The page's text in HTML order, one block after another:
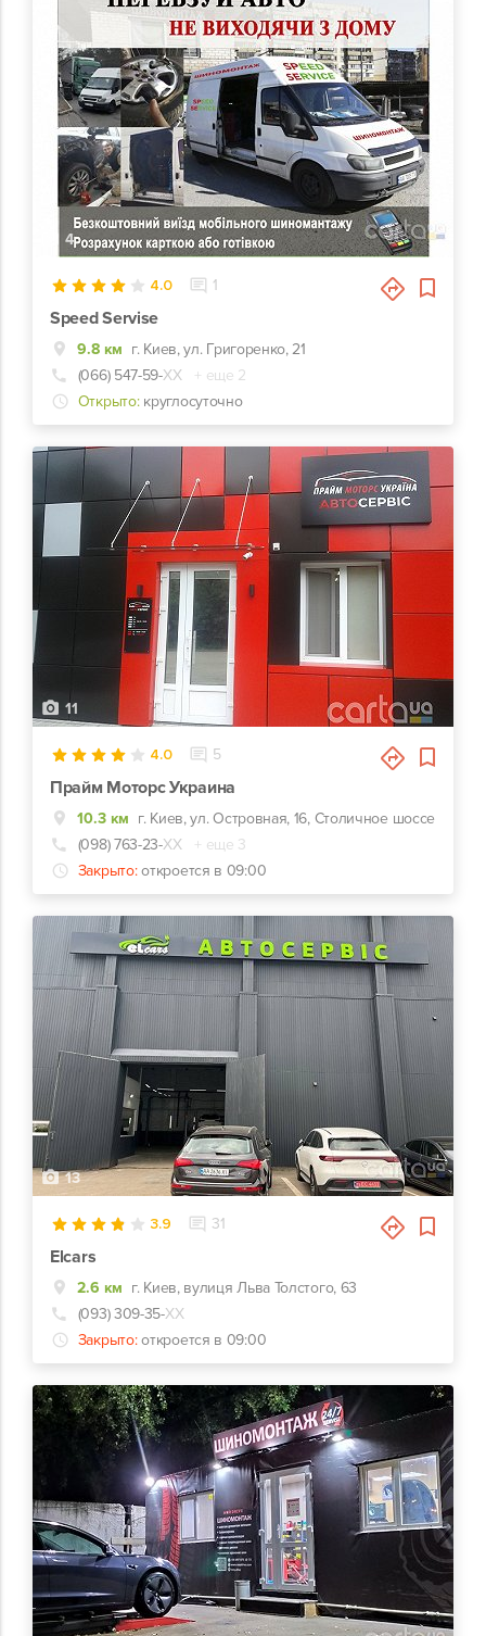
4
4.0 1
Speed Servise
9.8 км г. Киев, ул. Григоренко, 21
(066) 547-59-ХХ
+ еще 2
Открыто: круглосуточно
11
4.0 5
Прайм Моторс Украина
10.3 км г. Киев, ул. Островная, 16, Столичное шоссе
(098) 763-23-ХХ
+ еще 3
Закрыто: откроется в 09:00
13
3.9 31
Elcars
2.6 км г. Киев, вулиця Льва Толстого, 63
(093) 309-35-ХХ
Закрыто: откроется в 09:00